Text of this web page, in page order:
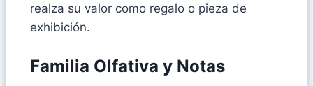
realza su valor como regalo o pieza de
exhibición.
Familia Olfativa y Notas